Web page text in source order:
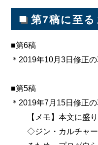
■ 第7稿に至
■第6稿
＊2019年10月3日修正
■第5稿
＊2019年7月15日修正
【メモ】本文に盛
◇ジン・カルチャ